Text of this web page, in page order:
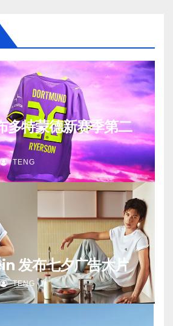
多特蒙德新赛季第二
TENG
发布七夕广告大片
TENG